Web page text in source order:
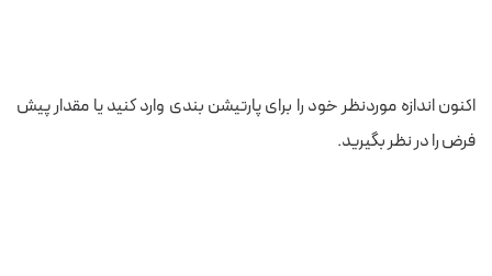
اکنون اندازه موردنظر خود را برای پارتیشن بندی وارد کنید یا مقدار پیش
فرض را در نظر بگیرید.